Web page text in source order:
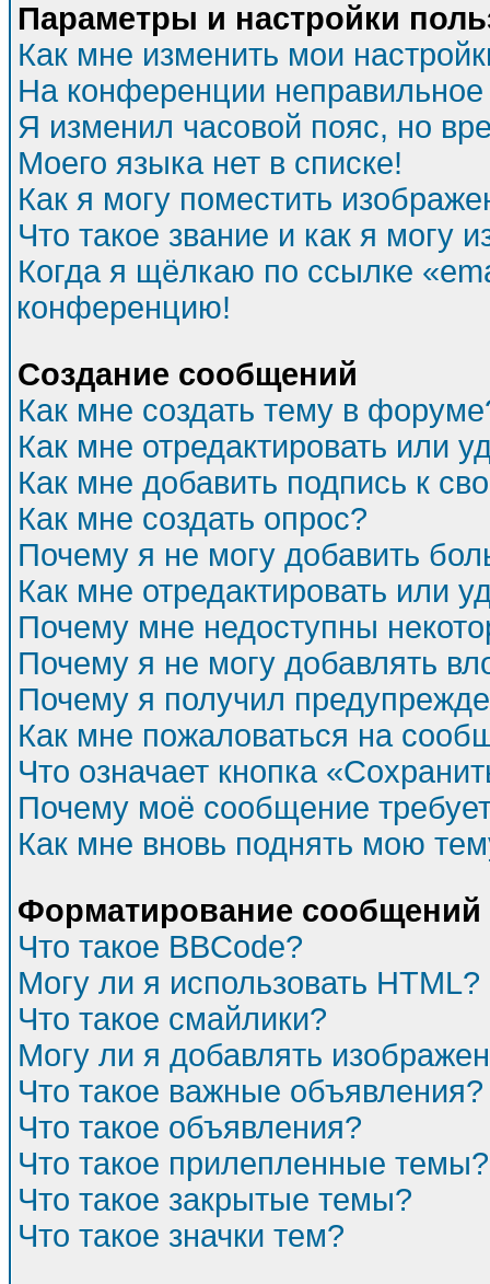
Параметры и настройки
Как мне изменить мои
На конференции
Я изменил часовой пояс, но
Моего языка нет в списке!
Как я могу поместить
Что такое звание и как я могу
Когда я щёлкаю по ссылке
конференцию!
Создание сообщений
Как мне создать тему в
Как мне отредактировать или
Как мне добавить подпись к
Как мне создать опрос?
Почему я не могу добавить
Как мне отредактировать или
Почему мне недоступны
Почему я не могу добавлять
Почему я получил
Как мне пожаловаться на
Что означает кнопка
Почему моё сообщение
Как мне вновь поднять мою
Форматирование
Что такое BBCode?
Могу ли я использовать HTML?
Что такое смайлики?
Могу ли я добавлять
Что такое важные объявления?
Что такое объявления?
Что такое прилепленные темы?
Что такое закрытые темы?
Что такое значки тем?